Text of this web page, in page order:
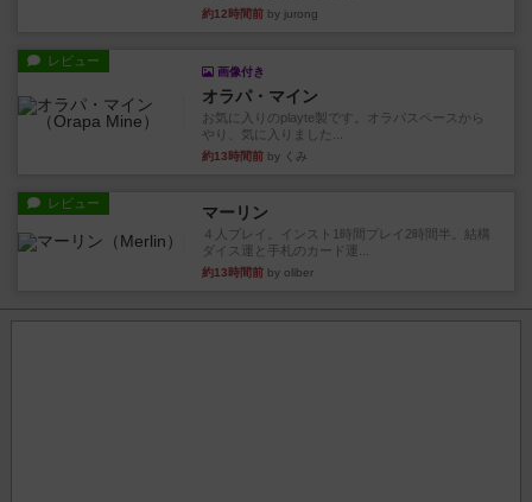
約12時間前 by jurong
レビュー
画像付き
オラパ・マイン
お気に入りのplayte製です。オラパスペースから
やり、気に入りました...
約13時間前 by くみ
レビュー マーリン
４人プレイ。インスト1時間プレイ2時間半。結構
ダイス運と手札のカード運...
約13時間前 by oliber